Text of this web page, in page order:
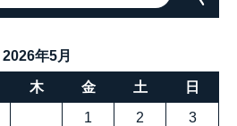
2026年5月
木 金 土
日
1
2
3